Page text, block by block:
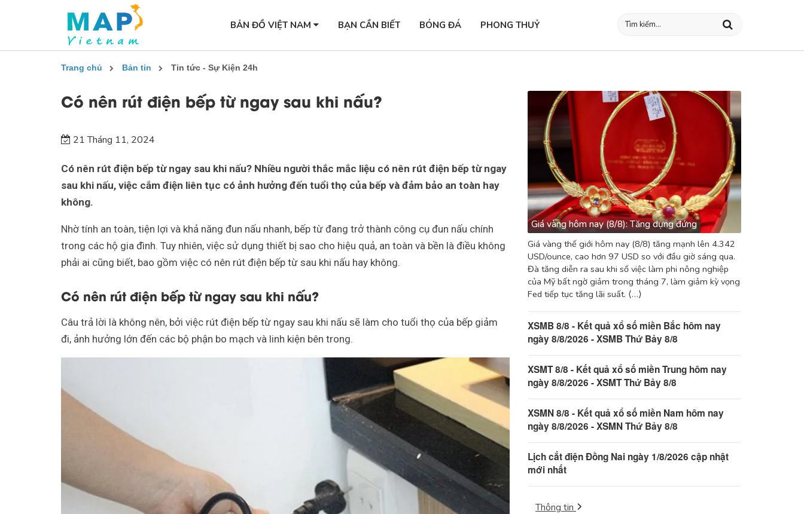
BẢN ĐỒ VIỆT NAM BẠN CẦN BIẾT BÓNG ĐÁ PHONG THUỶ
Trang chủ Bản tin Tin tức - Sự Kiện 24h
Có nên rút điện bếp từ ngay sau khi nấu?
21 Tháng 11, 2024
Có nên rút điện bếp từ ngay sau khi nấu? Nhiều người thắc mắc liệu có nên rút điện bếp từ ngay
sau khi nấu, việc cắm điện liên tục có ảnh hưởng đến tuổi thọ của bếp và đảm bảo an toàn hay
không.
Nhờ tính an toàn, tiện lợi và khả năng đun nấu nhanh, bếp từ đang trở thành công cụ đun nấu chính
trong các hộ gia đình. Tuy nhiên, việc sử dụng thiết bị sao cho hiệu quả, an toàn và bền là điều không
phải ai cũng biết, bao gồm việc có nên rút điện bếp từ sau khi nấu hay không.
Có nên rút điện bếp từ ngay sau khi nấu?
Câu trả lời là không nên, bởi việc rút điện bếp từ ngay sau khi nấu sẽ làm cho tuổi thọ của bếp giảm
đi, ảnh hưởng lớn đến các bộ phận bo mạch và linh kiện bên trong.
Giá vàng hôm nay (8/8): Tăng dựng đứng
Giá vàng thế giới hôm nay (8/8) tăng mạnh lên 4.342
USD/ounce, cao hơn 97 USD so với đầu giờ sáng qua.
Đà tăng diễn ra sau khi số việc làm phi nông nghiệp
của Mỹ bất ngờ giảm trong tháng 7, làm giảm kỳ vọng
Fed tiếp tục tăng lãi suất. ⟨…⟩
XSMB 8/8 - Kết quả xổ số miền Bắc hôm nay
ngày 8/8/2026 - XSMB Thứ Bảy 8/8
XSMT 8/8 - Kết quả xổ số miền Trung hôm nay
ngày 8/8/2026 - XSMT Thứ Bảy 8/8
XSMN 8/8 - Kết quả xổ số miền Nam hôm nay
ngày 8/8/2026 - XSMN Thứ Bảy 8/8
Lịch cắt điện Đồng Nai ngày 1/8/2026 cập nhật
mới nhất
Thông tin